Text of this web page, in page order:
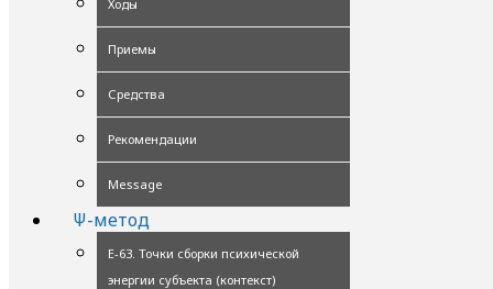
Ходы
Приемы
Средства
Рекомендации
Message
Ψ-метод
Е-63. Точки сборки психической
энергии субъекта (контекст)